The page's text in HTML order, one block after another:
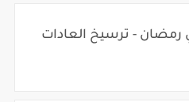
رمضان - ترسيخ العادات